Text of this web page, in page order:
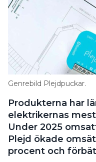
Genrebild Plejdpuckar.
Produkterna har
elektrikernas
Under 2025
Plejd ökade
procent och